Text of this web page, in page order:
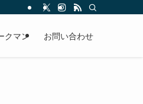
クマン お問い合わせ